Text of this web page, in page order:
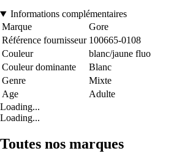
Informations complémentaires
Marque
Gore
Référence fournisseur 100665-0108
Couleur
blanc/jaune fluo
Couleur dominante
Blanc
Genre
Mixte
Age
Adulte
Loading...
Loading...
Toutes nos marques